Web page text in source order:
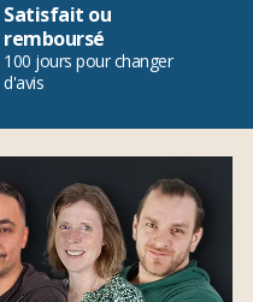
Satisfait ou
remboursé
100 jours pour changer
d'avis